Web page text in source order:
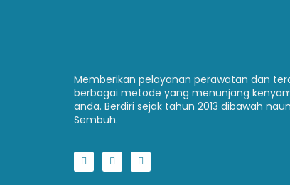
Memberikan pelayanan perawatan dan
berbagai metode yang menunjang
anda. Berdiri sejak tahun 2013 dibawah
Sembuh.